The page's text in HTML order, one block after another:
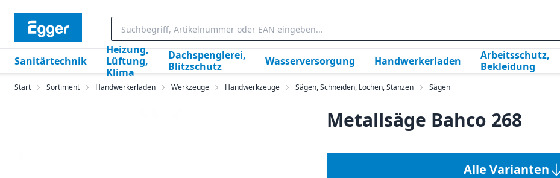
Sanitärtechnik
Heizung,
Lüftung,
Klima
Dachspenglerei,
Blitzschutz
Wasserversorgung Handwerkerladen
Arbeitsschutz,
Bekleidung
Start Sortiment Handwerkerladen Werkzeuge Handwerkzeuge Sägen, Schneiden, Lochen, Stanzen Sägen
Metallsäge Bahco 268
Alle Varianten